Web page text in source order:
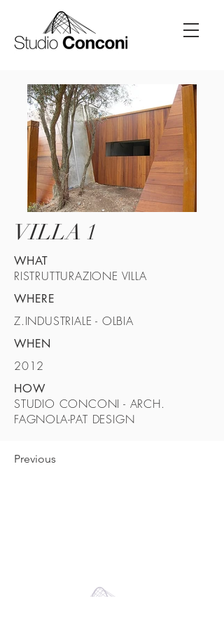
VILLA 1
WHAT
RISTRUTTURAZIONE VILLA
WHERE
Z.INDUSTRIALE - OLBIA
WHEN
2012
HOW
STUDIO CONCONI - ARCH.
FAGNOLA-PAT DESIGN
Previous